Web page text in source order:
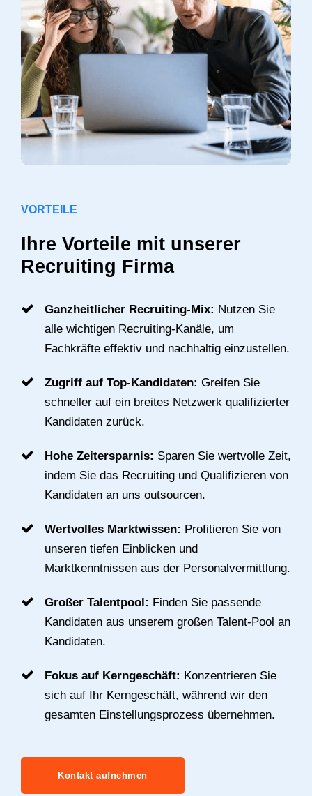
VORTEILE
Ihre Vorteile mit unserer
Recruiting Firma
Ganzheitlicher Recruiting-Mix: Nutzen Sie
alle wichtigen Recruiting-Kanäle, um
Fachkräfte effektiv und nachhaltig einzustellen.
Zugriff auf Top-Kandidaten: Greifen Sie
schneller auf ein breites Netzwerk qualifizierter
Kandidaten zurück.
Hohe Zeitersparnis: Sparen Sie wertvolle Zeit,
indem Sie das Recruiting und Qualifizieren von
Kandidaten an uns outsourcen.
Wertvolles Marktwissen: Profitieren Sie von
unseren tiefen Einblicken und
Marktkenntnissen aus der Personalvermittlung.
Großer Talentpool: Finden Sie passende
Kandidaten aus unserem großen Talent-Pool an
Kandidaten.
Fokus auf Kerngeschäft: Konzentrieren Sie
sich auf Ihr Kerngeschäft, während wir den
gesamten Einstellungsprozess übernehmen.
Kontakt aufnehmen